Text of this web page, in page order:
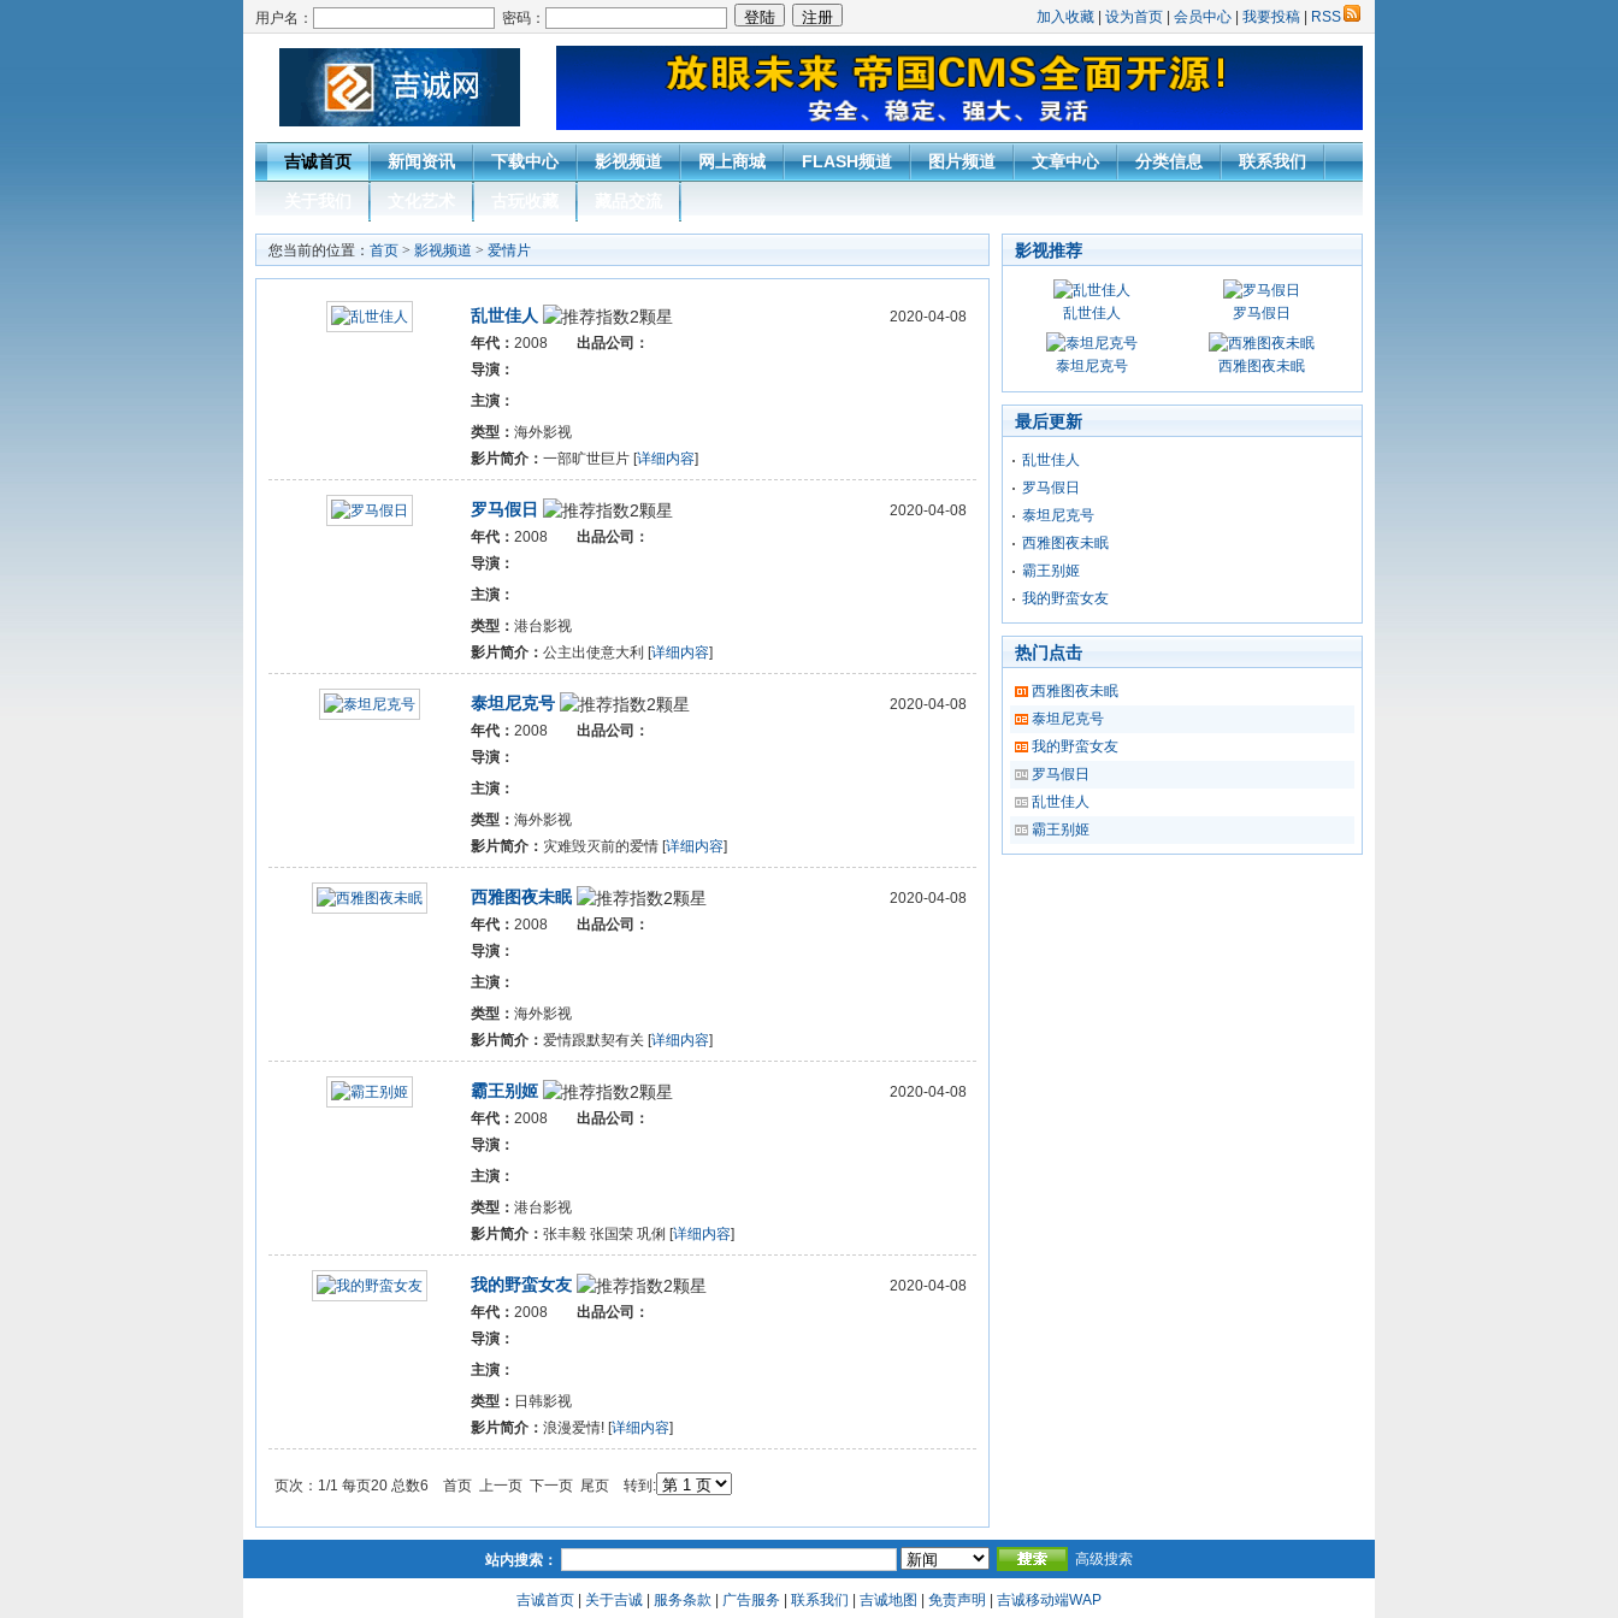
用户名： 密码： 加入收藏 设为首页 会员中心 我要投稿 RSS
吉诚首页 新闻资讯 下载中心 影视频道 网上商城 FLASH频道 图片频道 文章中心 分类信息 联系我们
关于我们 文化艺术 古玩收藏 藏品交流
您当前的位置： 首页 > 影视频道 > 爱情片
乱世佳人
2020-04-08
年代： 2008 出品公司：
导演：
主演：
类型： 海外影视
影片简介： 一部旷世巨片 [详细内容]
罗马假日
2020-04-08
年代： 2008 出品公司：
导演：
主演：
类型： 港台影视
影片简介： 公主出使意大利 [详细内容]
泰坦尼克号
2020-04-08
年代： 2008 出品公司：
导演：
主演：
类型： 海外影视
影片简介： 灾难毁灭前的爱情 [详细内容]
西雅图夜未眠
2020-04-08
年代： 2008 出品公司：
导演：
主演：
类型： 海外影视
影片简介： 爱情跟默契有关 [详细内容]
霸王别姬
2020-04-08
年代： 2008 出品公司：
导演：
主演：
类型： 港台影视
影片简介： 张丰毅 张国荣 巩俐 [详细内容]
我的野蛮女友
2020-04-08
年代： 2008 出品公司：
导演：
主演：
类型： 日韩影视
影片简介： 浪漫爱情! [详细内容]
页次：1/1 每页20 总数6 首页 上一页 下一页 尾页 转到:
影视推荐
乱世佳人 罗马假日
泰坦尼克号 西雅图夜未眠
最后更新
乱世佳人
罗马假日
泰坦尼克号
西雅图夜未眠
霸王别姬
我的野蛮女友
热门点击
西雅图夜未眠
泰坦尼克号
我的野蛮女友
罗马假日
乱世佳人
霸王别姬
站内搜索： 高级搜索
吉诚首页 关于吉诚 服务条款 广告服务 联系我们 吉诚地图 免责声明 吉诚移动端WAP